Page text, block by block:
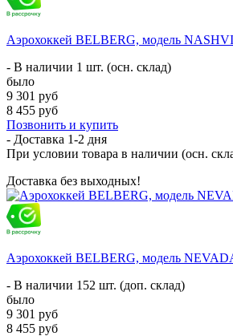
Аэрохоккей BELBERG, модель
- В наличии 1 шт. (осн. склад)
было
9 301 руб
8 455 руб
Позвонить и купить
- Доставка 1-2 дня
При условии товара в наличии (осн.
Доставка без выходных!
Аэрохоккей BELBERG, модель
- В наличии 152 шт. (доп. склад)
было
9 301 руб
8 455 руб